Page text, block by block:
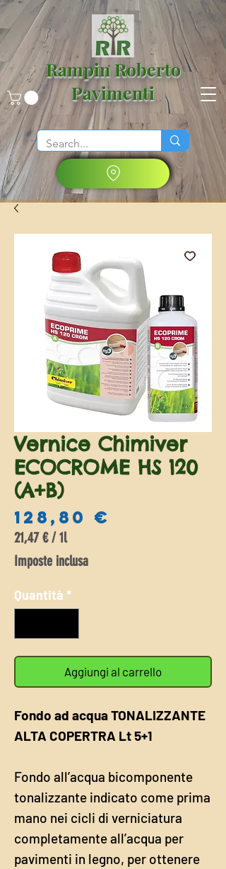
Rampin Roberto
Pavimenti
Vernice Chimiver
ECOCROME HS 120
(A+B)
128,80 €
21,47 € /1l
21,47 €
ogni
1
litro
Imposte inclusa
Quantità *
Aggiungi al carrello
Fondo ad acqua TONALIZZANTE
ALTA COPERTRA Lt 5+1
Fondo all’acqua bicomponente
tonalizzante indicato come prima
mano nei cicli di verniciatura
completamente all’acqua per
pavimenti in legno, per ottenere